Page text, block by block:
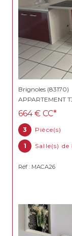
Brignoles (83170)
APPARTEMENT
664 € CC*
3 Pièce(s)
1 Salle(s) de
Réf : MACA26